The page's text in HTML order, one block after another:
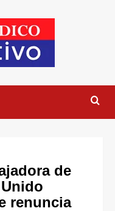
de
renuncia